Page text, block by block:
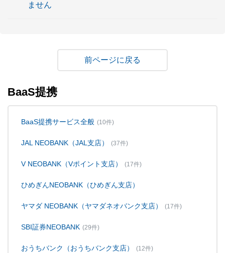
ません
戻る
BaaS提携
BaaS提携サービス全般 (10件)
JAL NEOBANK（JAL支店） (37件)
V NEOBANK（Vポイント支店） (17件)
ひめぎんNEOBANK（ひめぎん支店）
ヤマダ NEOBANK（ヤマダネオバンク支店） (17件)
SBI証券NEOBANK (29件)
おうちバンク（おうちバンク支店） (12件)